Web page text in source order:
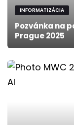
INFORMATIZÁCIA
Pozvánka na
Prague 2025